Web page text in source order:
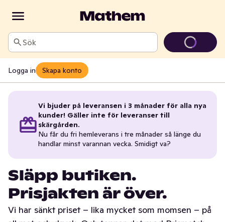
Sök
Logga in Skapa konto
Vi bjuder på leveransen i 3 månader för alla nya
kunder! Gäller inte för leveranser till
skärgården.
Nu får du fri hemleverans i tre månader så länge du
handlar minst varannan vecka. Smidigt va?
Släpp butiken.
Prisjakten är över.
Vi har sänkt priset – lika mycket som momsen – på